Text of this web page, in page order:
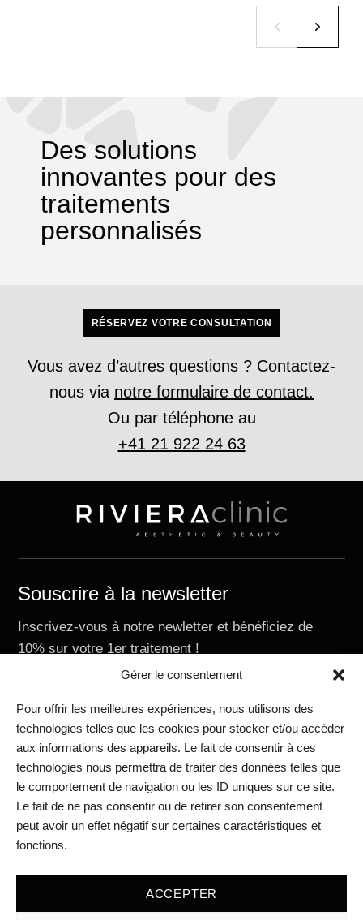
Gérer le consentement
Pour offrir les meilleures expériences, nous utilisons des
technologies telles que les cookies pour stocker et/ou accéder
aux informations des appareils. Le fait de consentir à ces
technologies nous permettra de traiter des données telles que
le comportement de navigation ou les ID uniques sur ce site.
Le fait de ne pas consentir ou de retirer son consentement
peut avoir un effet négatif sur certaines caractéristiques et
fonctions.
ACCEPTER
Des solutions
innovantes pour des
traitements
personnalisés
RÉSERVEZ VOTRE CONSULTATION
Vous avez d’autres questions ? Contactez-
nous via notre formulaire de contact.
Ou par téléphone au
+41 21 922 24 63
Souscrire à la newsletter
Inscrivez-vous à notre newletter et bénéficiez de
10% sur votre 1er traitement !
RIVIERAClinic Academy
RIVIERAClinic Vevey
RIVIERAclinic Lausanne
Médias
Blog